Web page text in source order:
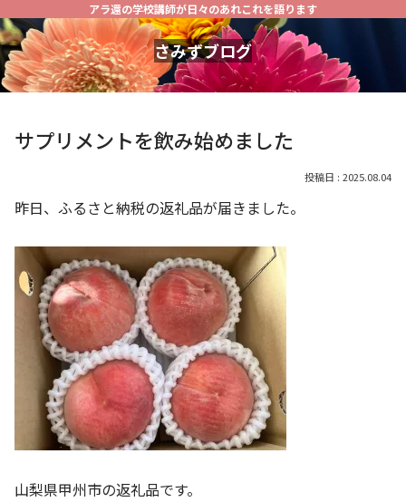
アラ還の学校講師が日々のあれこれを語ります
さみずブログ
サプリメントを飲み始めました
2025.08.04
昨日、ふるさと納税の返礼品が届きました。
山梨県甲州市の返礼品です。